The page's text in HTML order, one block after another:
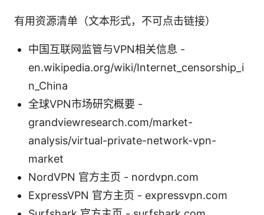
有用资源清单（文本形式，不可点击链接）
中国互联网监管与VPN相关信息 -
en.wikipedia.org/wiki/Internet_censorship_i
n_China
全球VPN市场研究概要 -
grandviewresearch.com/market-
analysis/virtual-private-network-vpn-
market
NordVPN 官方主页 - nordvpn.com
ExpressVPN 官方主页 - expressvpn.com